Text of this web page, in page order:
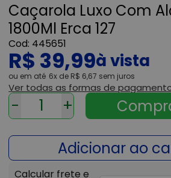
Caçarola Luxo Com
1800Ml Erca 127
445651
R$ 39,99
ou 6x de R$ 6,67 sem juros
Ver todas as formas de
- +